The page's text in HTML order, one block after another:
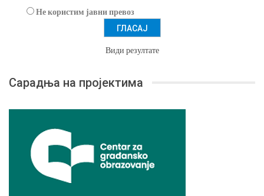
Не користим јавни превоз
Види резултате
Сарадња на пројектима